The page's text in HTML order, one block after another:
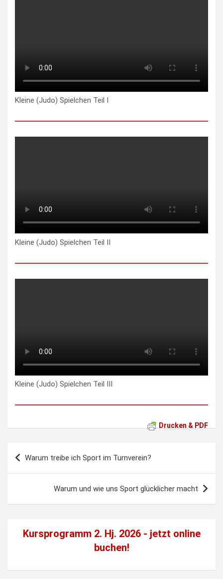
Kleine (Judo) Spielchen Teil I
Kleine (Judo) Spielchen Teil II
Kleine (Judo) Spielchen Teil III
Drucken & PDF
Beitragsnavigation
Warum treibe ich Sport im Turnverein?
Warum und wie uns Sport glücklicher macht
Kursprogramm 2. Hj. 2026 - jetzt online
buchen!